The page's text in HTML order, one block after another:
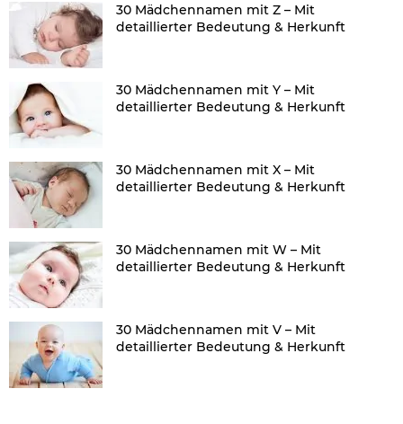
30 Mädchennamen mit Z – Mit
detaillierter Bedeutung & Herkunft
30 Mädchennamen mit Y – Mit
detaillierter Bedeutung & Herkunft
30 Mädchennamen mit X – Mit
detaillierter Bedeutung & Herkunft
30 Mädchennamen mit W – Mit
detaillierter Bedeutung & Herkunft
30 Mädchennamen mit V – Mit
detaillierter Bedeutung & Herkunft